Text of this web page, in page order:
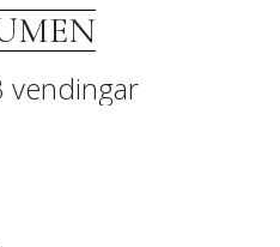
vendingar